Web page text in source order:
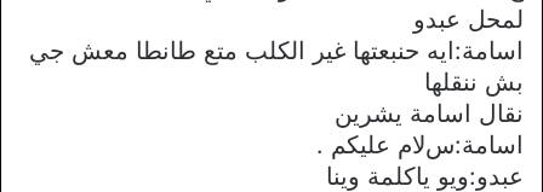
لمحل عبدو
اسامة:ايه حنبعتها غير الكلب متع طانطا معش جي
بش ننقلها
نقال اسامة يشرين
اسامة:سﻻم عليكم .
عبدو:ويو ياكلمة وينا